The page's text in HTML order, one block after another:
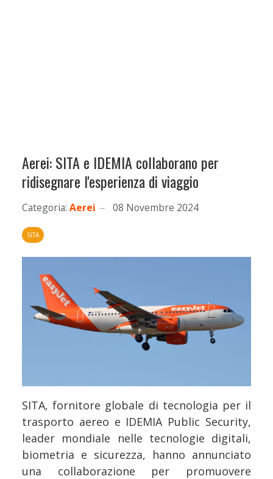
Aerei: SITA e IDEMIA collaborano per
ridisegnare l'esperienza di viaggio
Categoria: Aerei 08 Novembre 2024
SITA
SITA, fornitore globale di tecnologia per il
trasporto aereo e IDEMIA Public Security,
leader mondiale nelle tecnologie digitali,
biometria e sicurezza, hanno annunciato
una collaborazione per promuovere